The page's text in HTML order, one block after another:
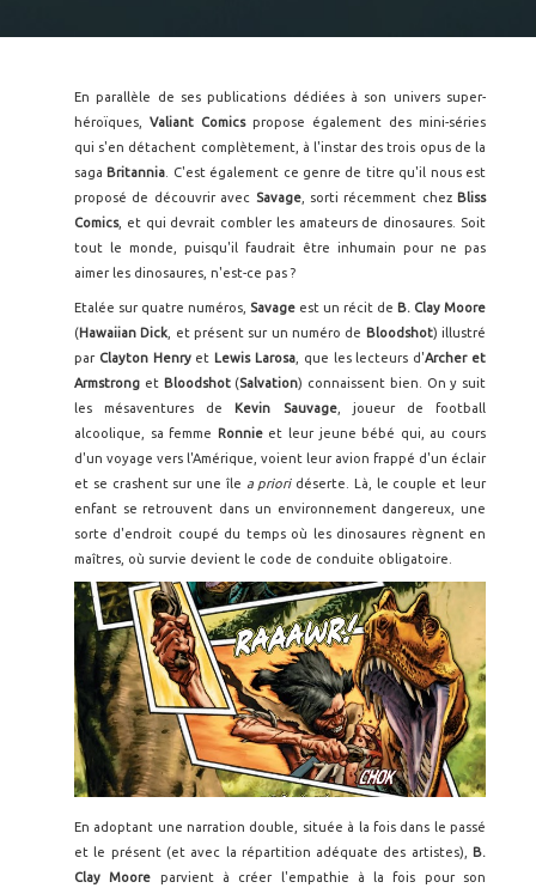
En parallèle de ses publications dédiées à son univers super-
héroïques, Valiant Comics propose également des mini-séries
qui s'en détachent complètement, à l'instar des trois opus de la
saga Britannia . C'est également ce genre de titre qu'il nous est
proposé de découvrir avec Savage, sorti récemment chez Bliss
Comics, et qui devrait combler les amateurs de dinosaures. Soit
tout le monde, puisqu'il faudrait être inhumain pour ne pas
aimer les dinosaures, n'est-ce pas ?
Etalée sur quatre numéros, Savage est un récit de B. Clay Moore
(Hawaiian Dick , et présent sur un numéro de Bloodshot) illustré
par Clayton Henry et Lewis Larosa , que les lecteurs d'Archer et
Armstrong et Bloodshot (Salvation) connaissent bien. On y suit
les mésaventures de Kevin Sauvage, joueur de football
alcoolique, sa femme Ronnie et leur jeune bébé qui, au cours
d'un voyage vers l'Amérique, voient leur avion frappé d'un éclair
et se crashent sur une île a prioridéserte. Là, le couple et leur
enfant se retrouvent dans un environnement dangereux, une
sorte d'endroit coupé du temps où les dinosaures règnent en
maîtres, où survie devient le code de conduite obligatoire.
En adoptant une narration double, située à la fois dans le passé
et le présent (et avec la répartition adéquate des artistes), B.
Clay Moore parvient à créer l'empathie à la fois pour son